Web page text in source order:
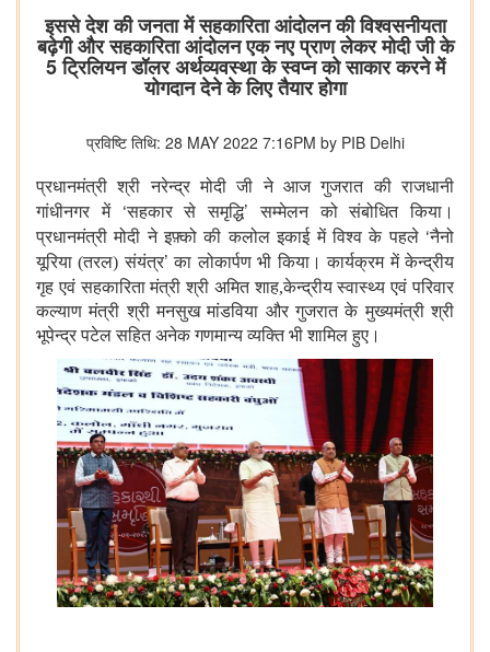
इससे देश की जनता में सहकारिता आंदोलन की विश्वसनीयता
बढ़ेगी और सहकारिता आंदोलन एक नए प्राण लेकर मोदी जी के
5 ट्रिलियन डॉलर अर्थव्यवस्था के स्वप्न को साकार करने में
योगदान देने के लिए तैयार होगा
प्रविष्टि तिथि: 28 MAY 2022 7:16PM by PIB Delhi
प्रधानमंत्री श्री नरेन्द्र मोदी जी ने आज गुजरात की राजधानी
गांधीनगर में ‘सहकार से समृद्धि’ सम्मेलन को संबोधित किया।
प्रधानमंत्री मोदी ने इफ़्को की कलोल इकाई में विश्व के पहले ‘नैनो
यूरिया (तरल) संयंत्र’ का लोकार्पण भी किया। कार्यक्रम में केन्द्रीय
गृह एवं सहकारिता मंत्री श्री अमित शाह,केन्द्रीय स्वास्थ्य एवं परिवार
कल्याण मंत्री श्री मनसुख मांडविया और गुजरात के मुख्यमंत्री श्री
भूपेन्द्र पटेल सहित अनेक गणमान्य व्यक्ति भी शामिल हुए।